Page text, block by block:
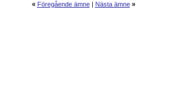
« Föregående ämne| Nästa ämne »